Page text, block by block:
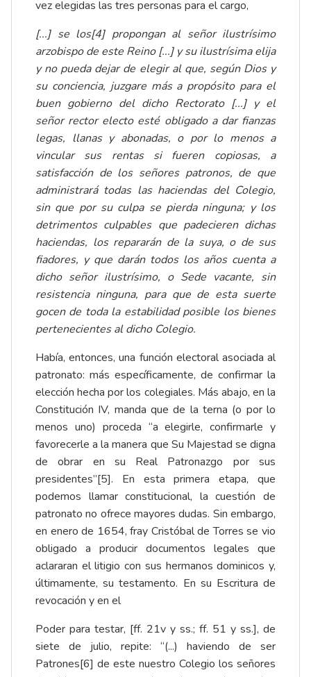
vez elegidas las tres personas para el cargo,
[...] se los[4]propongan al señor ilustrísimo
arzobispo de este Reino [...] y su ilustrísima elija
y no pueda dejar de elegir al que, según Dios y
su conciencia, juzgare más a propósito para el
buen gobierno del dicho Rectorato [...] y el
señor rector electo esté obligado a dar fianzas
legas, llanas y abonadas, o por lo menos a
vincular sus rentas si fueren copiosas, a
satisfacción de los señores patronos, de que
administrará todas las haciendas del Colegio,
sin que por su culpa se pierda ninguna; y los
detrimentos culpables que padecieren dichas
haciendas, los repararán de la suya, o de sus
fiadores, y que darán todos los años cuenta a
dicho señor ilustrísimo, o Sede vacante, sin
resistencia ninguna, para que de esta suerte
gocen de toda la estabilidad posible los bienes
pertenecientes al dicho Colegio.
Había, entonces, una función electoral asociada al
patronato: más específicamente, de confirmar la
elección hecha por los colegiales. Más abajo, en la
Constitución IV, manda que de la terna (o por lo
menos uno) proceda “a elegirle, confirmarle y
favorecerle a la manera que Su Majestad se digna
de obrar en su Real Patronazgo por sus
presidentes”[5]. En esta primera etapa, que
podemos llamar constitucional, la cuestión de
patronato no ofrece mayores dudas. Sin embargo,
en enero de 1654, fray Cristóbal de Torres se vio
obligado a producir documentos legales que
aclararan el litigio con sus hermanos dominicos y,
últimamente, su testamento. En su Escritura de
revocación y en el
Poder para testar, [ff. 21v y ss.; ff. 51 y ss.], de
siete de julio, repite: “(...) haviendo de ser
Patrones[6] de este nuestro Colegio los señores